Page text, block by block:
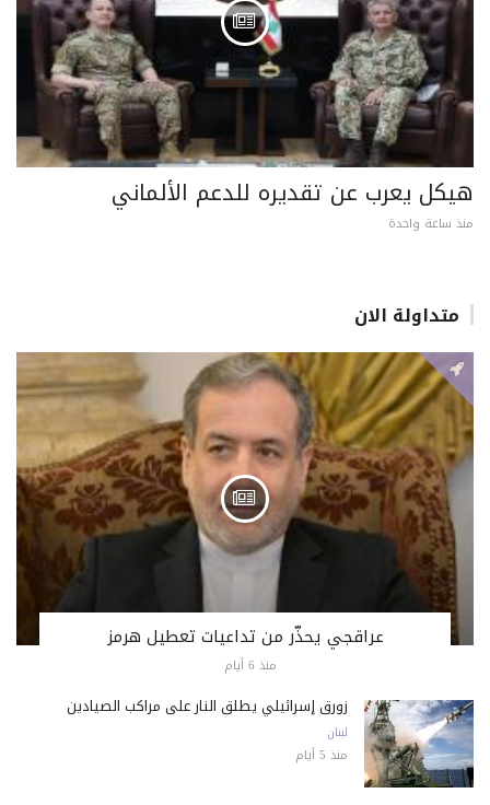
هيكل يعرب عن تقديره للدعم الألماني
منذ ساعة واحدة
متداولة الان
عراقجي يحذّر من تداعيات تعطيل هرمز
منذ 6 أيام
زورق إسرائيلي يطلق النار على مراكب الصيادين
لبنان
منذ 5 أيام